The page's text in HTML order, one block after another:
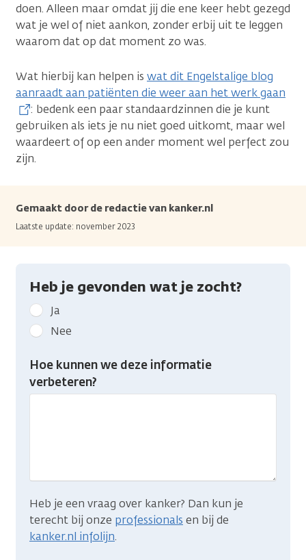
doen. Alleen maar omdat jij die ene keer hebt gezegd
wat je wel of niet aankon, zonder erbij uit te leggen
waarom dat op dat moment zo was.
Wat hierbij kan helpen is wat dit Engelstalige blog
aanraadt aan patiënten die weer aan het werk gaan
: bedenk een paar standaardzinnen die je kunt
gebruiken als iets je nu niet goed uitkomt, maar wel
waardeert of op een ander moment wel perfect zou
zijn.
Gemaakt door de redactie van kanker.nl
Laatste update: november 2023
Heb je gevonden wat je zocht?
Geef
kanker.nl
feedback:
Heb
gevonden
Ja
Nee
Hoe kunnen we deze informatie
verbeteren?
Heb je een vraag over kanker? Dan kun je
terecht bij onze professionals en bij de
kanker.nl infolijn.